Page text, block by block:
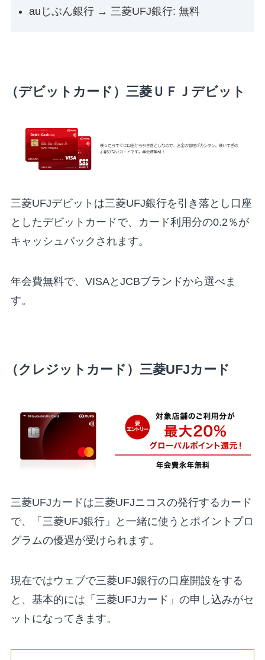
auじぶん銀行 → 三菱UFJ銀行: 無料
（デビットカード）三菱ＵＦＪデビット
三菱UFJデビットは三菱UFJ銀行を引き落とし口座
としたデビットカードで、カード利用分の0.2％が
キャッシュバックされます。
年会費無料で、VISAとJCBブランドから選べま
す。
（クレジットカード）三菱UFJカード
三菱UFJカードは三菱UFJニコスの発行するカード
で、「三菱UFJ銀行」と一緒に使うとポイントプロ
グラムの優遇が受けられます。
現在ではウェブで三菱UFJ銀行の口座開設をする
と、基本的には「三菱UFJカード」の申し込みがセ
ットになってきます。